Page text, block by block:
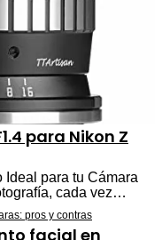
para Nikon Z
para tu Cámara
cada vez…
facial en